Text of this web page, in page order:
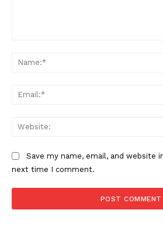
News
Magazine
Save my name, email, and website
next time I comment.